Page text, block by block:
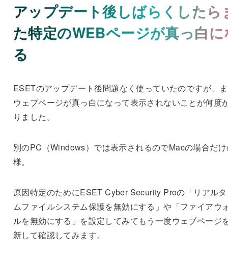
アップデート後しばらくしたら
た特定のWEBページが真っ白
る
ESETのアップデート後問題なく使っていたのですが、
ウェブページが真っ白になって表示されないことが何度
りました。
別のPC（Windows）では表示されるのでMacの場合だ
様。
原因特定のためにESET Cyber Security Proの「リアル
ムファイルシステム保護を無効にする」や「ファイアウ
ルを無効にする」を設定してみてもう一度ウェブページ
新して確認してみます。